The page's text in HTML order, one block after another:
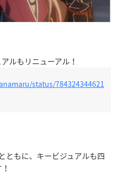
ルもリニューアル！
status/784324344621
ともに、キービジュアルも四